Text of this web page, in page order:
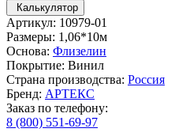
Калькулятор
Артикул: 10979-01
Размеры: 1,06*10м
Основа: Флизелин
Покрытие: Винил
Страна производства: Россия
Бренд: АРТЕКС
Заказ по телефону:
8 (800) 551-69-97